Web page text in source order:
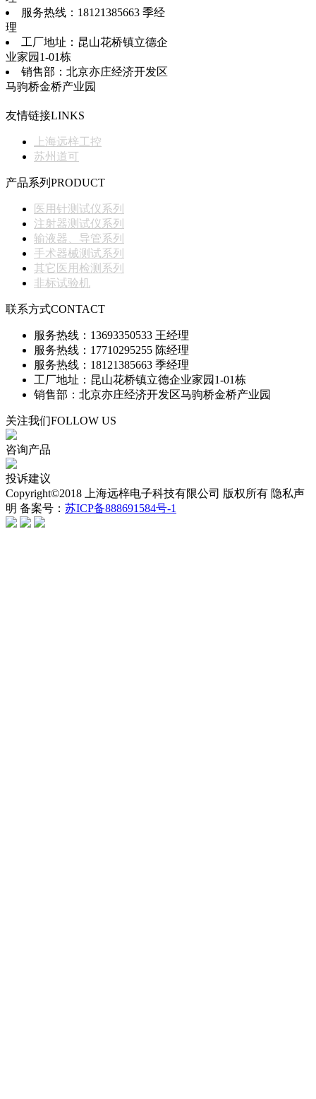
服务热线：18121385663 季经
理
工厂地址：昆山花桥镇立德企
业家园1-01栋
销售部：北京亦庄经济开发区
马驹桥金桥产业园
友情链接LINKS
上海远梓工控
苏州道可
产品系列 PRODUCT
医用针测试仪系列
注射器测试仪系列
输液器、导管系列
手术器械测试系列
其它医用检测系列
非标试验机
联系方式CONTACT
服务热线：13693350533 王经理
服务热线：17710295255 陈经理
服务热线：18121385663 季经理
工厂地址：昆山花桥镇立德企业家园1-01栋
销售部：北京亦庄经济开发区马驹桥金桥产业园
关注我们FOLLOW US
咨询产品
投诉建议
Copyright©2018 上海远梓电子科技有限公司 版权所有 隐私声
明 备案号： 苏ICP备888691584号-1